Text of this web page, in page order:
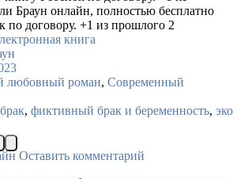
по договору. +1 из прошлого 2
книга
любовный роман, Современный
, фиктивный брак и беременность, эко
Оставить комментарий